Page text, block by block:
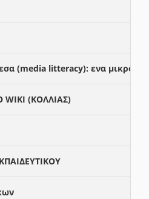
(media litteracy): ενα μικρο
(ΚΟΛΛΙΑΣ)